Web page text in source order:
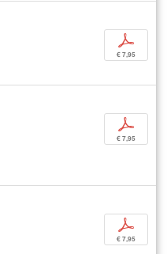
p
€ 7,95
p
€ 7,95
p
€ 7,95